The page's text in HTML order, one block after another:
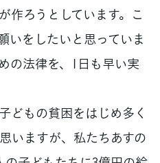
作ろうとしています。こ
いをしたいと思っていま
の法律を、1日も早い実
どもの貧困をはじめ多く
いますが、私たちあすの